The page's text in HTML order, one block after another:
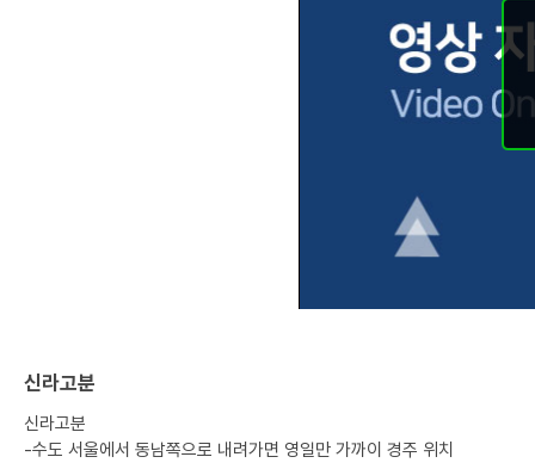
신라고분
신라고분
-수도 서울에서 동남쪽으로 내려가면 영일만 가까이 경주 위치